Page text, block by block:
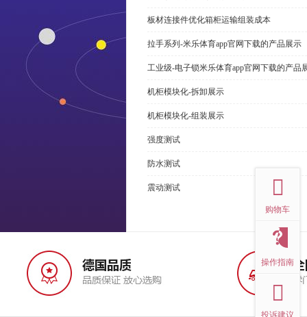
板材连接件优化箱柜运输组装成本
拉手系列-米乐体育app官网下载的产品展示
工业级-电子锁米乐体育app官网下载的产品
机柜模块化-拆卸展示
机柜模块化-组装展示
强度测试
防水测试
震动测试
购物车
操作指南
投诉建议